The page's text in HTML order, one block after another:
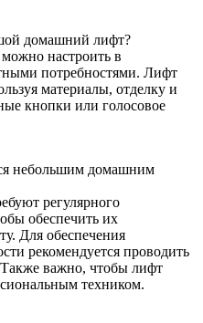
домашний лифт?
настроить в
потребностями. Лифт
материалы, отделку и
кнопки или голосовое
небольшим домашним
регулярного
обеспечить их
Для обеспечения
рекомендуется проводить
важно, чтобы лифт
техником.